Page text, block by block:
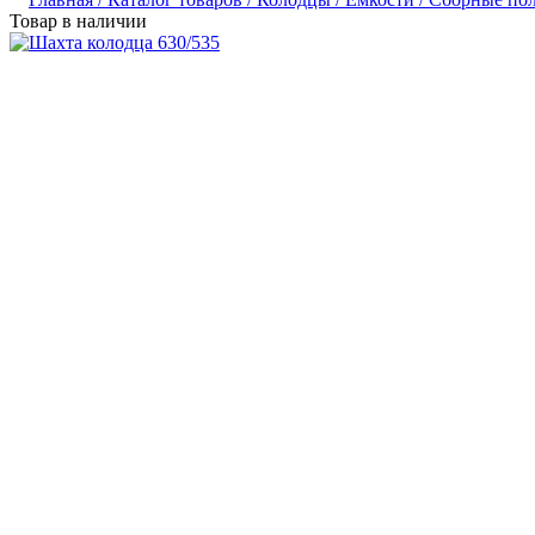
Товар в наличии